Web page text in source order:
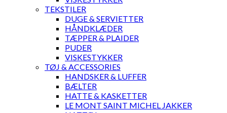
TEKSTILER
DUGE & SERVIETTER
HÅNDKLÆDER
TÆPPER & PLAIDER
PUDER
VISKESTYKKER
TØJ & ACCESSORIES
HANDSKER & LUFFER
BÆLTER
HATTE & KASKETTER
LE MONT SAINT MICHEL JAKKER